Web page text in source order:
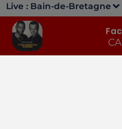
Live : Bain-de-Bretagne